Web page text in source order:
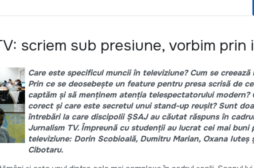
scriem sub presiune, vorbim prin
Care este specificul muncii în televiziune? Cum se creează
Prin ce se deosebește un feature pentru presa scrisă de
captăm și să menținem atenția telespectatorului modern?
corect și care este secretul unui stand-up reușit? Sunt
întrebări la care discipolii ȘSAJ au căutat răspuns în
Jurnalism TV. Împreună cu studenții au lucrat cei mai buni
televiziune: Dorin Scobioală, Dumitru Marian, Oxana Iuteș
Cibotaru.